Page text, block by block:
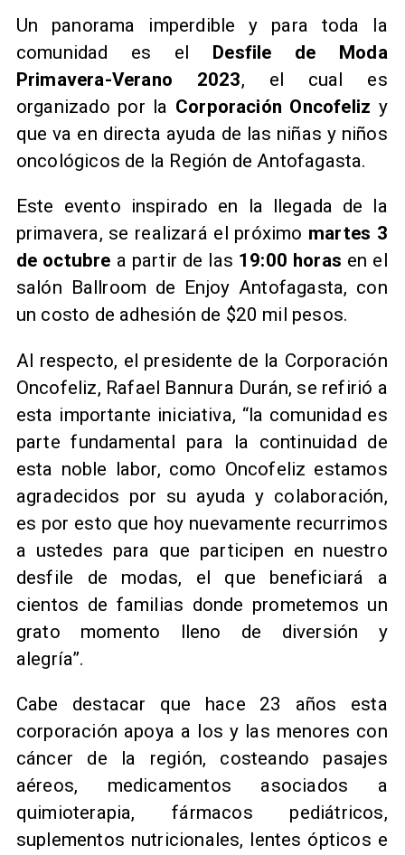
Un panorama imperdible y para toda la
comunidad es el Desfile de Moda
Primavera-Verano 2023, el cual es
organizado por la Corporación Oncofeliz y
que va en directa ayuda de las niñas y niños
oncológicos de la Región de Antofagasta.
Este evento inspirado en la llegada de la
primavera, se realizará el próximo martes 3
de octubre a partir de las 19:00 horas en el
salón Ballroom de Enjoy Antofagasta, con
un costo de adhesión de $20 mil pesos.
Al respecto, el presidente de la Corporación
Oncofeliz, Rafael Bannura Durán, se refirió a
esta importante iniciativa, “la comunidad es
parte fundamental para la continuidad de
esta noble labor, como Oncofeliz estamos
agradecidos por su ayuda y colaboración,
es por esto que hoy nuevamente recurrimos
a ustedes para que participen en nuestro
desfile de modas, el que beneficiará a
cientos de familias donde prometemos un
grato momento lleno de diversión y
alegría”.
Cabe destacar que hace 23 años esta
corporación apoya a los y las menores con
cáncer de la región, costeando pasajes
aéreos, medicamentos asociados a
quimioterapia, fármacos pediátricos,
suplementos nutricionales, lentes ópticos e